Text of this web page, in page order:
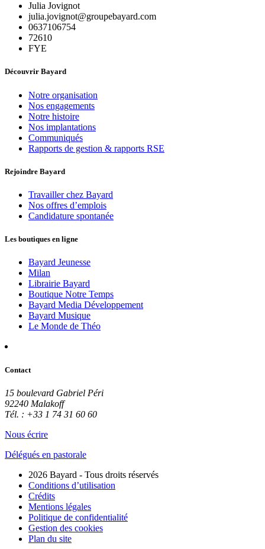
Julia Jovignot
julia.jovignot@groupebayard.com
0637106754
72610
FYE
Découvrir Bayard
Notre organisation
Nos engagements
Notre histoire
Nos implantations
Communiqués
Rapports de gestion & rapports RSE
Rejoindre Bayard
Travailler chez Bayard
Nos offres d’emplois
Candidature spontanée
Les boutiques en ligne
Bayard Jeunesse
Milan
Librairie Bayard
Boutique Notre Temps
Bayard Media Développement
Bayard Musique
Le Monde de Théo
Contact
15 boulevard Gabriel Péri
92240 Malakoff
Tél. : +33 1 74 31 60 60
Nous écrire
Délégués en pastorale
2026 Bayard - Tous droits réservés
Conditions d’utilisation
Crédits
Mentions légales
Politique de confidentialité
Gestion des cookies
Plan du site